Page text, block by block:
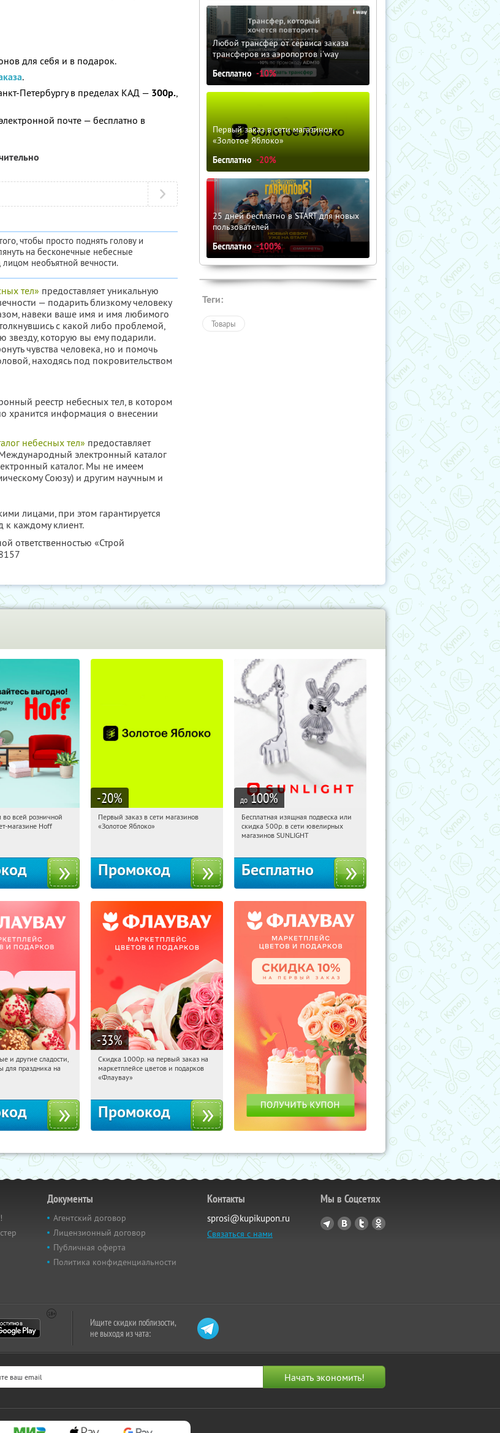
для себя и в подарок.
.
Петербургу в пределах КАД — 300р.,
почте — бесплатно в
чтобы просто поднять голову и
на бесконечные небесные
необъятной вечности.
тел» предоставляет уникальную
— подарить близкому человеку
навеки ваше имя и имя любимого
с какой либо проблемой,
звезду, которую вы ему подарили.
чувства человека, но и помочь
находясь под покровительством
реестр небесных тел, в котором
хранится информация о внесении
небесных тел» предоставляет
электронный каталог
каталог. Мы не имеем
Союзу) и другим научным и
лицами, при этом гарантируется
каждому клиент.
ответственностью «Строй
Любой трансфер от сервиса заказа
трансферов из аэропортов i'way
Бесплатно -10%
Первый заказ в сети магазинов
«Золотое Яблоко»
Бесплатно -20%
25 дней бесплатно в START для новых
пользователей
Бесплатно -100%
Теги:
Товары
Получили:
всей розничной
магазине Hoff
-20%
07:07:18
Получи первым!
Первый заказ в сети магазинов
«Золотое Яблоко»
Промокод
до 100%
07:07:18 Получили:
Россия
Бесплатная изящная подвеска или
скидка 500р. в сети ювелирных
магазинов SUNLIGHT
Бесплатно
Получили:
и другие сладости,
для праздника на
-33%
07:07:18 Получили:
Россия
Скидка 1000р. на первый заказ на
маркетплейсе цветов и подарков
«Флаувау»
Промокод
Документы
Агентский договор
Лицензионный договор
Публичная оферта
Политика конфиденциальности
Контакты
sprosi@kupikupon.ru
Связаться с нами
Мы в Соцсетях
Ищите скидки поблизости,
не выходя из чата: